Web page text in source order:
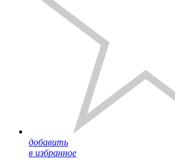
добавить
в избранное